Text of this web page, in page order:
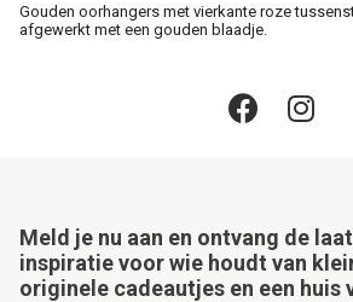
Gouden oorhangers met vierkante roze
afgewerkt met een gouden blaadje.
Meld je nu aan en ontvang de
inspiratie voor wie houdt van
originele cadeautjes en een huis